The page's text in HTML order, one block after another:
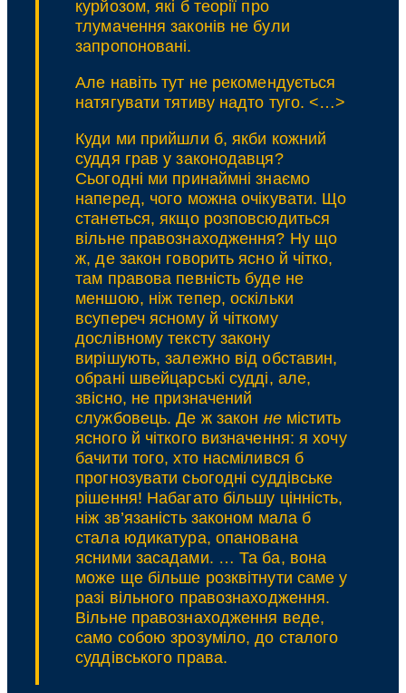
курйозом, які б теорії про
тлумачення законів не були
запропоновані.
Але навіть тут не рекомендується
натягувати тятиву надто туго. <…>
Куди ми прийшли б, якби кожний
суддя грав у законодавця?
Сьогодні ми принаймні знаємо
наперед, чого можна очікувати. Що
станеться, якщо розповсюдиться
вільне правознаходження? Ну що
ж, де закон говорить ясно й чітко,
там правова певність буде не
меншою, ніж тепер, оскільки
всупереч ясному й чіткому
дослівному тексту закону
вирішують, залежно від обставин,
обрані швейцарські судді, але,
звісно, не призначений
службовець. Де ж закон немістить
ясного й чіткого визначення: я хочу
бачити того, хто насмілився б
прогнозувати сьогодні суддівське
рішення! Набагато більшу цінність,
ніж зв’язаність законом мала б
стала юдикатура, опанована
ясними засадами. … Та ба, вона
може ще більше розквітнути саме у
разі вільного правознаходження.
Вільне правознаходження веде,
само собою зрозуміло, до сталого
суддівського права.